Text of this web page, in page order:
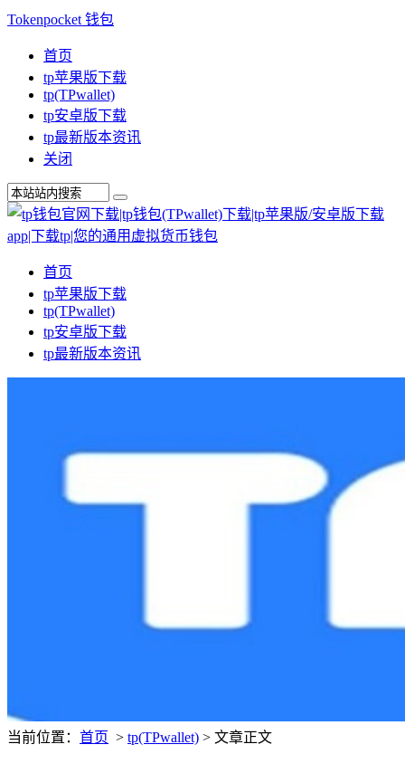
Tokenpocket 钱包
首页
tp苹果版下载
tp(TPwallet)
tp安卓版下载
tp最新版本资讯
关闭
首页
tp苹果版下载
tp(TPwallet)
tp安卓版下载
tp最新版本资讯
当前位置： 首页 > tp(TPwallet) > 文章正文